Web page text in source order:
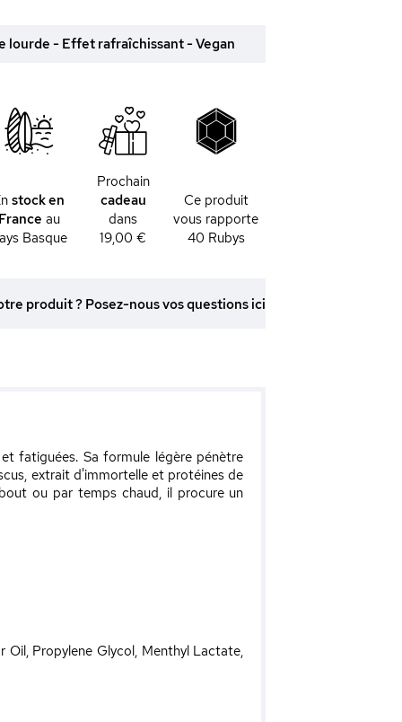
lourde - Effet rafraîchissant - Vegan
stock en
France au
Basque
Prochain
cadeau
dans
19,00 €
Ce produit
vous rapporte
40 Rubys
produit ? Posez-nous vos questions ici
fatiguées. Sa formule légère pénètre
extrait d'immortelle et protéines de
ou par temps chaud, il procure un
Propylene Glycol, Menthyl Lactate,